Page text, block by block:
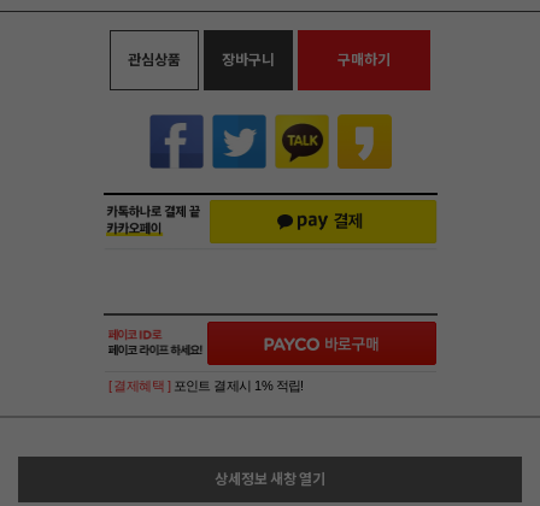
관심상품 장바구니 구매하기
[ 결제혜택 ] 포인트 결제시 1% 적립!
상세정보 새창 열기